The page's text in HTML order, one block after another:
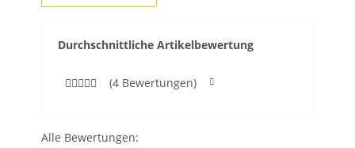
Durchschnittliche Artikelbewertung
(4 Bewertungen)
Alle Bewertungen: